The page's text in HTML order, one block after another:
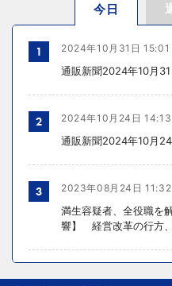
今日
1 2024年10月31日 15:01
通販新聞2024年10月
2 2024年10月24日 14:13
通販新聞2024年10月
3 2023年08月24日 11:32
満生容疑者、全役職を
響】 経営改革の行方
4